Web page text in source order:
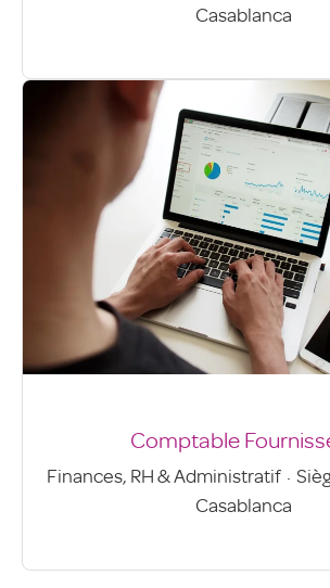
Casablanca
Comptable
Finances, RH & Administratif ·
Casablanca